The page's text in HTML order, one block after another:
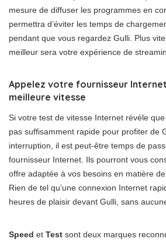
mesure de diffuser les programmes en
permettra d’éviter les temps de
pendant que vous regardez Gulli. Plus
meilleur sera votre expérience de
Appelez votre fournisseur
meilleure vitesse
Si votre test de vitesse Internet révèle
pas suffisamment rapide pour profiter de
interruption, il est peut-être temps de
fournisseur Internet. Ils pourront vous
offre adaptée à vos besoins en matière
Rien de tel qu’une connexion Internet
heures de plaisir devant Gulli, sans
Speed et Test sont deux marques